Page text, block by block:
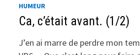
HUMEUR
Ca, c’était avant. (1/2)
J’en ai marre de perdre mon